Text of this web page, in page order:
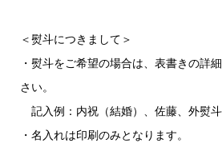
＜熨斗につきまして＞
・熨斗をご希望の場合は、表書きの詳
さい。
記入例：内祝（結婚）、佐藤、外熨斗
・名入れは印刷のみとなります。